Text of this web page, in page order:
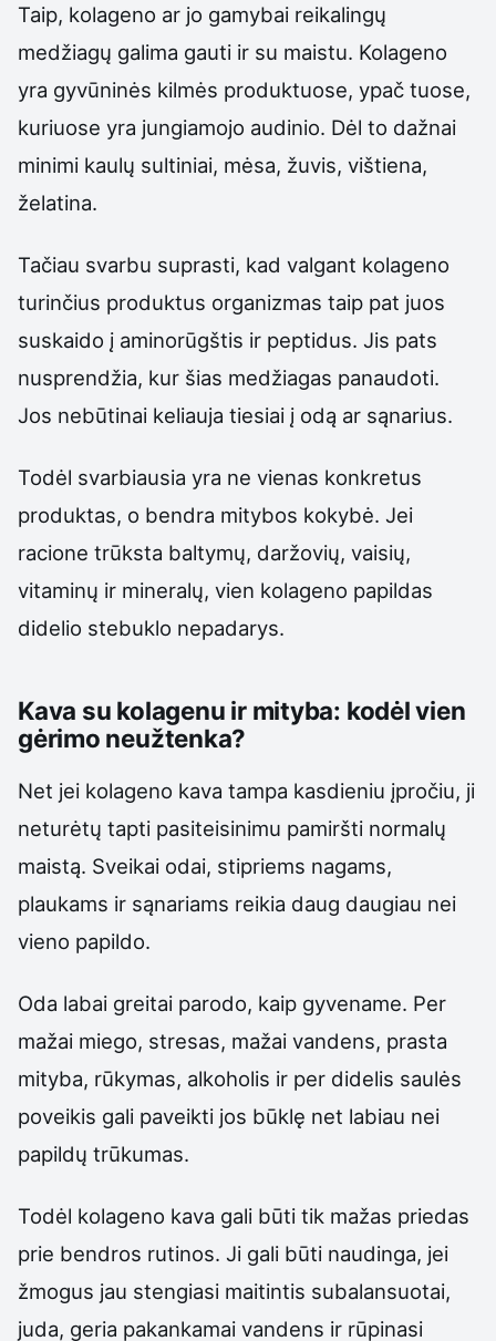
Taip, kolageno ar jo gamybai reikalingų
medžiagų galima gauti ir su maistu. Kolageno
yra gyvūninės kilmės produktuose, ypač tuose,
kuriuose yra jungiamojo audinio. Dėl to dažnai
minimi kaulų sultiniai, mėsa, žuvis, vištiena,
želatina.
Tačiau svarbu suprasti, kad valgant kolageno
turinčius produktus organizmas taip pat juos
suskaido į aminorūgštis ir peptidus. Jis pats
nusprendžia, kur šias medžiagas panaudoti.
Jos nebūtinai keliauja tiesiai į odą ar sąnarius.
Todėl svarbiausia yra ne vienas konkretus
produktas, o bendra mitybos kokybė. Jei
racione trūksta baltymų, daržovių, vaisių,
vitaminų ir mineralų, vien kolageno papildas
didelio stebuklo nepadarys.
Kava su kolagenu ir mityba: kodėl vien
gėrimo neužtenka?
Net jei kolageno kava tampa kasdieniu įpročiu, ji
neturėtų tapti pasiteisinimu pamiršti normalų
maistą. Sveikai odai, stipriems nagams,
plaukams ir sąnariams reikia daug daugiau nei
vieno papildo.
Oda labai greitai parodo, kaip gyvename. Per
mažai miego, stresas, mažai vandens, prasta
mityba, rūkymas, alkoholis ir per didelis saulės
poveikis gali paveikti jos būklę net labiau nei
papildų trūkumas.
Todėl kolageno kava gali būti tik mažas priedas
prie bendros rutinos. Ji gali būti naudinga, jei
žmogus jau stengiasi maitintis subalansuotai,
juda, geria pakankamai vandens ir rūpinasi